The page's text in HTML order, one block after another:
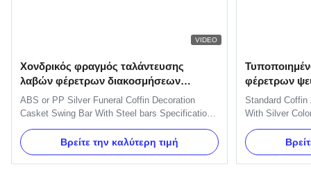
VIDEO
Χονδρικός φραγμός ταλάντευσης
λαβών φέρετρων διακοσμήσεων
φέρετρων, προμηθευτές λαβών
φέρετρων
ABS or PP Silver Funeral Coffin Decoration
Casket Swing Bar With Steel bars Specification:
One set of Swing bar: 8pcs plastic plates,16pcs
handles ,8pcs end caps and 2 long bars and 2
short bars. Item Name TX-A Swing bar Material
Plastic (PP) and Zinc Alloy Color Gold, silver,
Βρείτε την καλύτερη τιμή
φέρετρων
χρώμα,
κασετινών
Standard
With Silver
H9026 handle
H9026 long
coffin. One set
handles and